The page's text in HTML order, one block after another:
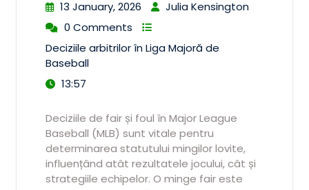
13 January, 2026
Julia Kensington
0 Comments
Deciziile arbitrilor în Liga Majoră de
Baseball
13:57
Deciziile de fair și foul în Major League
Baseball (MLB) sunt vitale pentru
determinarea statutului mingilor lovite,
influențând atât rezultatele jocului, cât și
strategiile echipelor. O minge fair este